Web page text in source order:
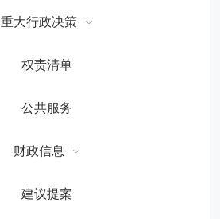
重大行政决策
权责清单
公共服务
财政信息
建议提案